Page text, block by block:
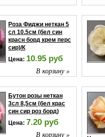
В корзину »
Роза Фиджи неткан 5
сл 10.5см (бел син
красн борд крем перс
сир)/К
Цена: 10.95 руб
В корзину »
Бутон розы неткан
3сл 8,5см (бел крас
син сир роз борд)
Цена: 7.20 руб
В корзину »